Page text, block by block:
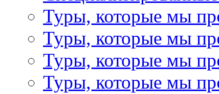
Туры, которые мы
Туры, которые мы
Туры, которые мы
Туры, которые мы